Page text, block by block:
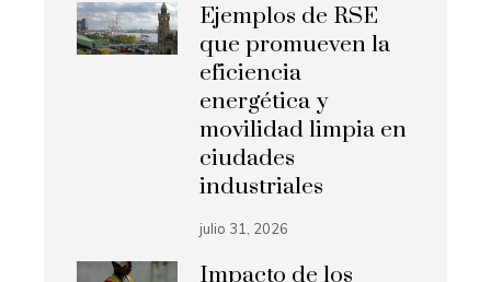
Ejemplos de RSE
que promueven la
eficiencia
energética y
movilidad limpia en
ciudades
industriales
julio 31, 2026
Impacto de los